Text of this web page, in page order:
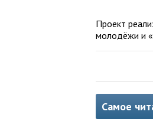
Проект
молодёжи и
Самое